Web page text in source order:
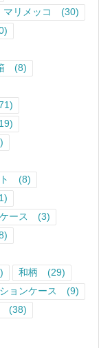
マリメッコ
(30)
(8)
(8)
ース
(3)
和柄
(29)
ョンケース
(9)
(38)